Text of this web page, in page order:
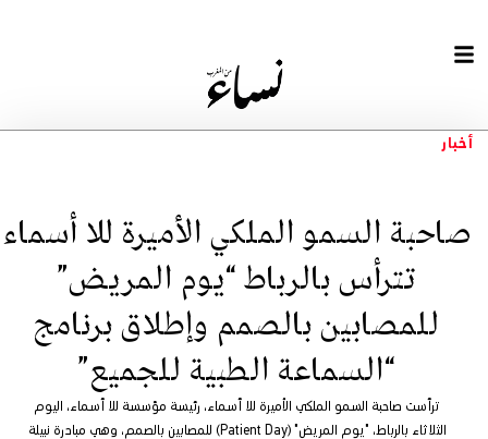
أخبار
صاحبة السمو الملكي الأميرة للا أسماء
تترأس بالرباط “يوم المريض”
للمصابين بالصمم وإطلاق برنامج
“السماعة الطبية للجميع”
ترأست صاحبة السمو الملكي الأميرة للا أسماء، رئيسة مؤسسة للا أسماء، اليوم
الثلاثاء بالرباط، "يوم المريض" (Patient Day) للمصابين بالصمم، وهي مبادرة نبيلة